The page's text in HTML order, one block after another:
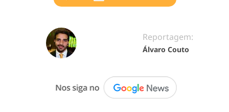
Reportagem:
Álvaro Couto